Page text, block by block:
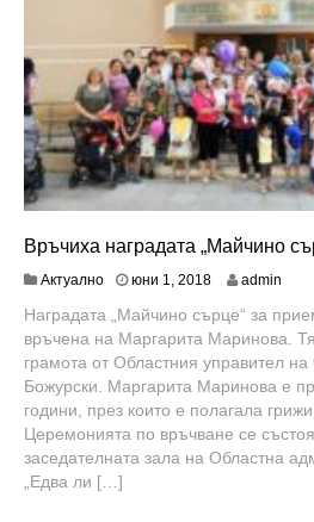
Връчиха наградата „Майчино
Актуално юни 1, 2018ю
и
8
,
2
1
8
admin
Наградата „Майчино сърце“ за
връчена на Маргарита Маринова.
грамота от Областния управител
Божурски. Маргарита Маринова е
години, през които е полагала
Церемонията по връчване се
заседателната зала на Областна
„Едва ли […]